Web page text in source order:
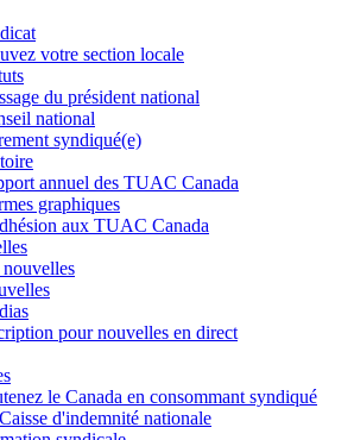
votre section locale
du président national
national
syndiqué(e)
annuel des TUAC Canada
graphiques
aux TUAC Canada
pour nouvelles en direct
le Canada en consommant syndiqué
d'indemnité nationale